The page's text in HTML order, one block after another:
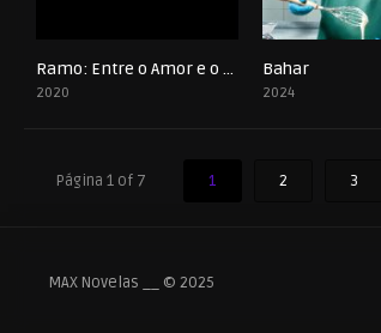
0
Ramo: Entre o Amor e o Poder
2020
Bahar
2024
Página 1 of 7 1 2 3
MAX Novelas __ © 2025